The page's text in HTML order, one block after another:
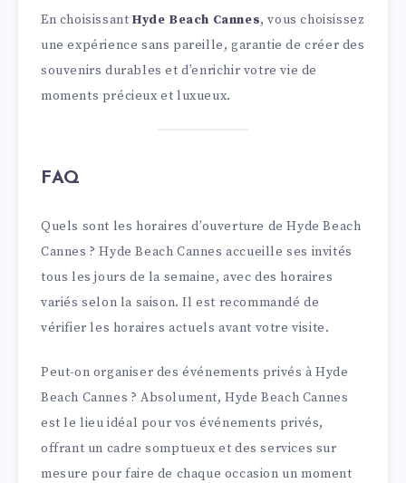
En choisissant Hyde Beach Cannes, vous choisissez
une expérience sans pareille, garantie de créer des
souvenirs durables et d’enrichir votre vie de
moments précieux et luxueux.
FAQ
Quels sont les horaires d’ouverture de Hyde Beach
Cannes ? Hyde Beach Cannes accueille ses invités
tous les jours de la semaine, avec des horaires
variés selon la saison. Il est recommandé de
vérifier les horaires actuels avant votre visite.
Peut-on organiser des événements privés à Hyde
Beach Cannes ? Absolument, Hyde Beach Cannes
est le lieu idéal pour vos événements privés,
offrant un cadre somptueux et des services sur
mesure pour faire de chaque occasion un moment